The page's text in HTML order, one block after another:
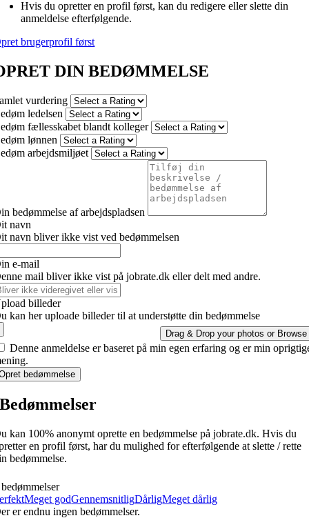
Hvis du opretter en profil først, kan du redigere eller slette din
anmeldelse efterfølgende.
brugerprofil først
DIN BEDØMMELSE
vurdering
ledelsen
fællesskabet blandt kolleger
lønnen
arbejdsmiljøet
bedømmelse af arbejdspladsen
navn
navn bliver ikke vist ved bedømmelsen
e-mail
mail bliver ikke vist på jobrate.dk eller delt med andre.
billeder
kan her uploade billeder til at understøtte din bedømmelse
Drag & Drop your photos or Browse
Denne anmeldelse er baseret på min egen erfaring og er min
bedømmelse
Bedømmelser
kan 100% anonymt oprette en bedømmelse på jobrate.dk. Hvis du
en profil først, har du mulighed for efterfølgende at slette / rette
bedømmelse.
Meget godGennemsnitligDårligMeget dårlig
er endnu ingen bedømmelser.